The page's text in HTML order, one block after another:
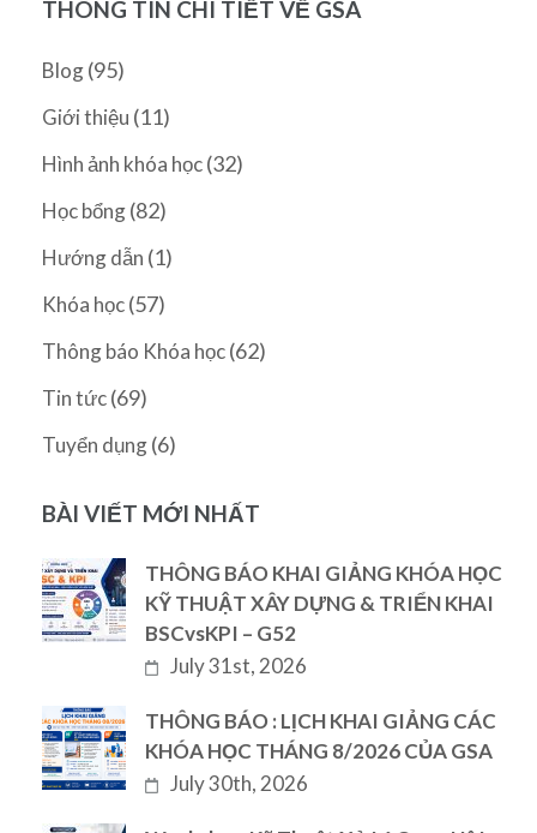
THÔNG TIN CHI TIẾT VỀ GSA
Blog(95)
Giới thiệu (11)
Hình ảnh khóa học(32)
Học bổng(82)
Hướng dẫn (1)
Khóa học(57)
Thông báo Khóa học(62)
Tin tức(69)
Tuyển dụng(6)
BÀI VIẾT MỚI NHẤT
THÔNG BÁO KHAI GIẢNG KHÓA HỌC
KỸ THUẬT XÂY DỰNG & TRIỂN KHAI
BSCvsKPI – G52
July 31st, 2026
THÔNG BÁO : LỊCH KHAI GIẢNG CÁC
KHÓA HỌC THÁNG 8/2026 CỦA GSA
July 30th, 2026